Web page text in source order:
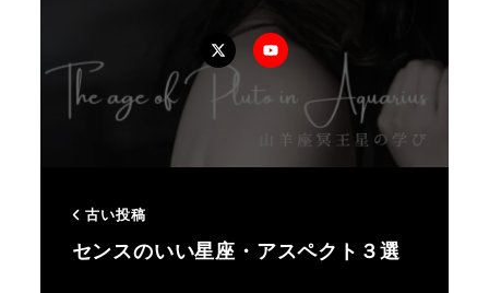
TwitterYouTube
古い投稿
センスのいい星座・アスペクト３選